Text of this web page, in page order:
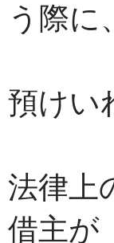
う際に
預けい
法律上
借主が